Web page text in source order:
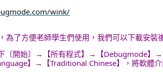
wink/
為了方便老師學生們使用，我們可以下載安裝
〔開始〕→【所有程式】→【Debugmode】
】→【Traditional Chinese】，將軟體